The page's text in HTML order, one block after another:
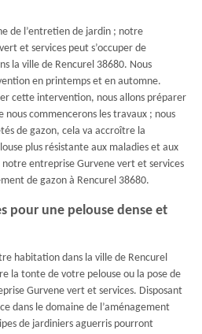
de l’entretien de jardin ; notre
et services peut s’occuper de
la ville de Rencurel 38680. Nous
en printemps et en automne.
cette intervention, nous allons préparer
nous commencerons les travaux ; nous
de gazon, cela va accroître la
plus résistante aux maladies et aux
entreprise Gurvene vert et services
de gazon à Rencurel 38680.
pour une pelouse dense et
habitation dans la ville de Rencurel
la tonte de votre pelouse ou la pose de
Gurvene vert et services. Disposant
dans le domaine de l’aménagement
de jardiniers aguerris pourront